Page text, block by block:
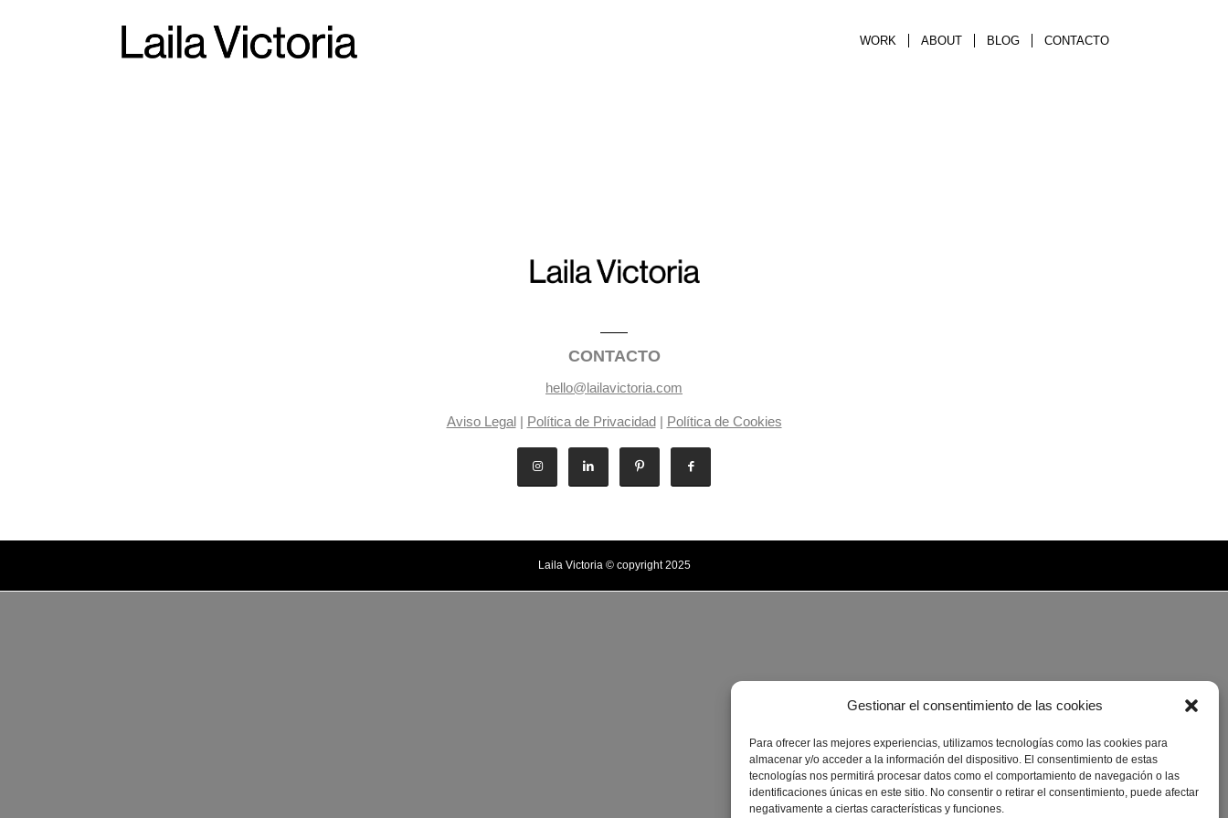
Gestionar el consentimiento de las cookies
Para ofrecer las mejores experiencias, utilizamos tecnologías como las cookies para
almacenar y/o acceder a la información del dispositivo. El consentimiento de estas
tecnologías nos permitirá procesar datos como el comportamiento de navegación o las
identificaciones únicas en este sitio. No consentir o retirar el consentimiento, puede afectar
negativamente a ciertas características y funciones.
WORK ABOUT BLOG CONTACTO
CONTACTO
hello@lailavictoria.com
Aviso Legal| Política de Privacidad| Política de Cookies
Laila Victoria © copyright 2025